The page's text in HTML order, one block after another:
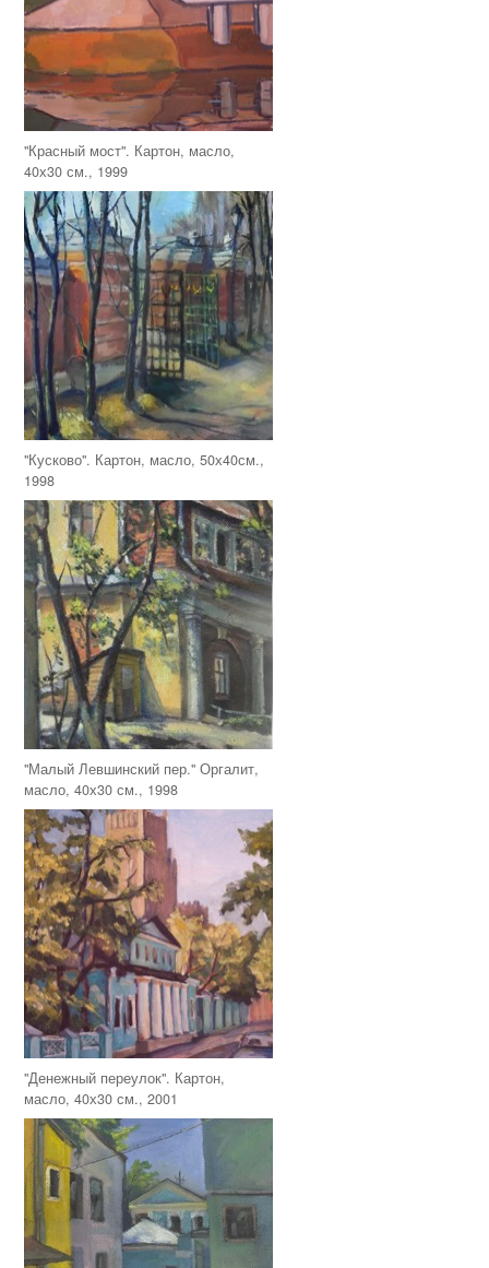
"Красный мост". Картон, масло,
40х30 см., 1999
"Кусково". Картон, масло, 50х40см.,
1998
"Малый Левшинский пер." Оргалит,
масло, 40х30 см., 1998
"Денежный переулок". Картон,
масло, 40х30 см., 2001